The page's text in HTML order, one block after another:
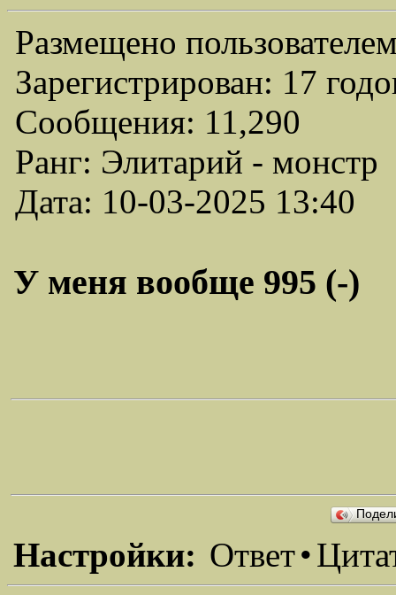
Размещено
Зарегистрирован: 17
Сообщения: 11,290
Ранг: Элитарий - монстр
Дата: 10-03-2025 13:40
У меня вообще 995 (-)
Настройки: Ответ•